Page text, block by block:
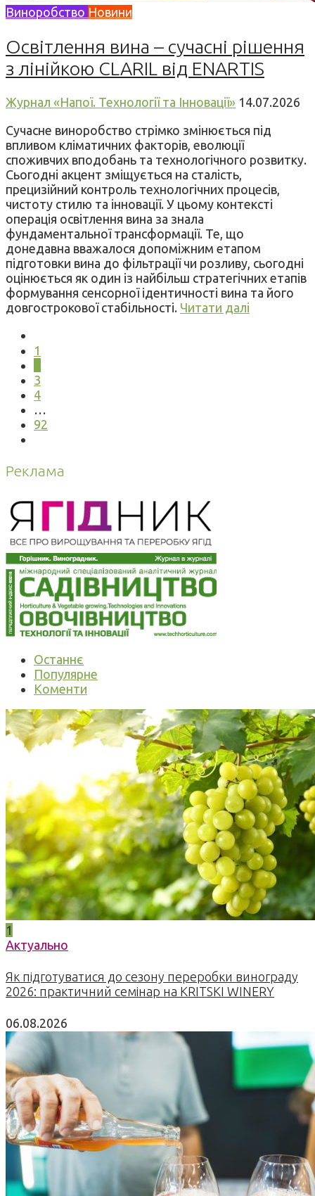
Виноробство Новини
Освітлення вина – сучасні рішення
з лінійкою CLARIL від ENARTIS
Журнал «Напої. Технології та Інновації» 14.07.2026
Сучасне виноробство стрімко змінюється під
впливом кліматичних факторів, еволюції
споживчих вподобань та технологічного розвитку.
Сьогодні акцент зміщується на сталість,
прецизійний контроль технологічних процесів,
чистоту стилю та інновації. У цьому контексті
операція освітлення вина за знала
фундаментальної трансформації. Те, що
донедавна вважалося допоміжним етапом
підготовки вина до фільтрації чи розливу, сьогодні
оцінюється як один із найбільш стратегічних етапів
формування сенсорної ідентичності вина та його
довгострокової стабільності. Читати далі
1
3
4
…
92
Реклама
Останнє
Популярне
Коменти
1
Актуально
Як підготуватися до сезону переробки винограду
2026: практичний семінар на KRITSKI WINERY
06.08.2026